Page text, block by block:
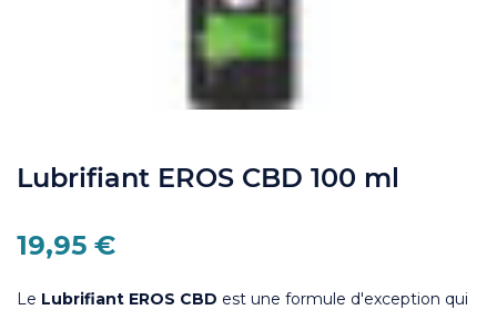
Lubrifiant EROS CBD 100 ml
19,95 €
Le Lubrifiant EROS CBD est une formule d'exception qui